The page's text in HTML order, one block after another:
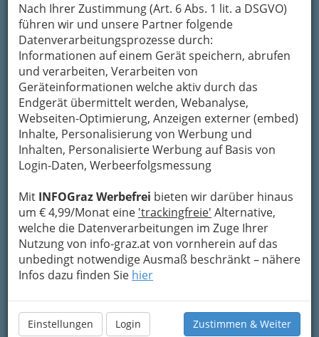
Nach Ihrer Zustimmung (Art. 6 Abs. 1 lit. a DSGVO)
führen wir und unsere Partner folgende
Datenverarbeitungsprozesse durch:
Informationen auf einem Gerät speichern, abrufen
und verarbeiten, Verarbeiten von
Geräteinformationen welche aktiv durch das
Endgerät übermittelt werden, Webanalyse,
Webseiten-Optimierung, Anzeigen externer (embed)
Inhalte, Personalisierung von Werbung und
Inhalten, Personalisierte Werbung auf Basis von
Login-Daten, Werbeerfolgsmessung
Mit INFOGraz Werbefrei bieten wir darüber hinaus
um € 4,99/Monat eine 'trackingfreie' Alternative,
welche die Datenverarbeitungen im Zuge Ihrer
Nutzung von info-graz.at von vornherein auf das
unbedingt notwendige Ausmaß beschränkt – nähere
Infos dazu finden Sie hier
Einstellungen Login Zustimmen & Weiter
Unternehmen ARAC GmbH - Europcar
weitergeleitet.
Mein Name
Meine Email Adresse
Mein Betreff
Meine Nachricht